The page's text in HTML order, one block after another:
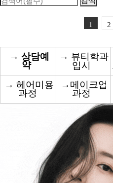
1 2
→ 상담예
약
→ 뷰티학과
입시
→ 헤어미용
과정
→ 메이크업
과정